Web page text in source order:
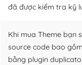
đã được kiểm tra kỹ
Khi mua Theme bạn
source code bao
bằng plugin